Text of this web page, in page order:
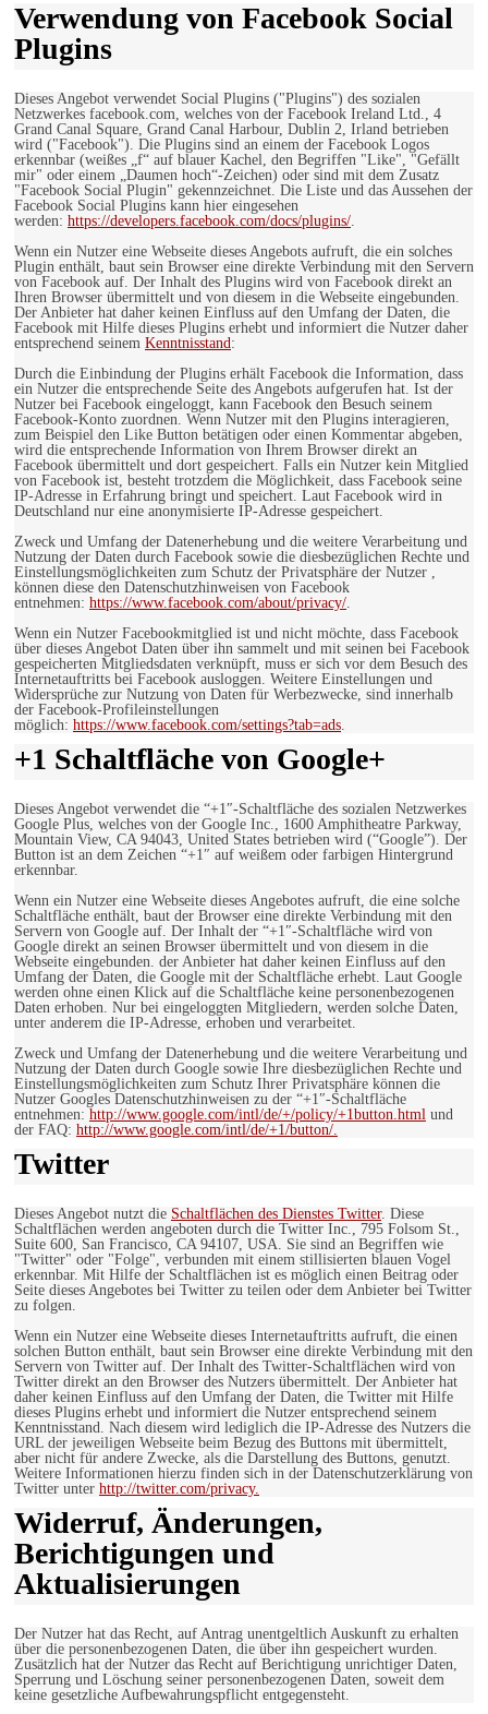
Verwendung von Facebook Social
Plugins
Dieses Angebot verwendet Social Plugins ("Plugins") des sozialen
Netzwerkes facebook.com, welches von der Facebook Ireland Ltd., 4
Grand Canal Square, Grand Canal Harbour, Dublin 2, Irland betrieben
wird ("Facebook"). Die Plugins sind an einem der Facebook Logos
erkennbar (weißes „f“ auf blauer Kachel, den Begriffen "Like", "Gefällt
mir" oder einem „Daumen hoch“-Zeichen) oder sind mit dem Zusatz
"Facebook Social Plugin" gekennzeichnet. Die Liste und das Aussehen der
Facebook Social Plugins kann hier eingesehen
werden: https://developers.facebook.com/docs/plugins/.
Wenn ein Nutzer eine Webseite dieses Angebots aufruft, die ein solches
Plugin enthält, baut sein Browser eine direkte Verbindung mit den Servern
von Facebook auf. Der Inhalt des Plugins wird von Facebook direkt an
Ihren Browser übermittelt und von diesem in die Webseite eingebunden.
Der Anbieter hat daher keinen Einfluss auf den Umfang der Daten, die
Facebook mit Hilfe dieses Plugins erhebt und informiert die Nutzer daher
entsprechend seinem Kenntnisstand:
Durch die Einbindung der Plugins erhält Facebook die Information, dass
ein Nutzer die entsprechende Seite des Angebots aufgerufen hat. Ist der
Nutzer bei Facebook eingeloggt, kann Facebook den Besuch seinem
Facebook-Konto zuordnen. Wenn Nutzer mit den Plugins interagieren,
zum Beispiel den Like Button betätigen oder einen Kommentar abgeben,
wird die entsprechende Information von Ihrem Browser direkt an
Facebook übermittelt und dort gespeichert. Falls ein Nutzer kein Mitglied
von Facebook ist, besteht trotzdem die Möglichkeit, dass Facebook seine
IP-Adresse in Erfahrung bringt und speichert. Laut Facebook wird in
Deutschland nur eine anonymisierte IP-Adresse gespeichert.
Zweck und Umfang der Datenerhebung und die weitere Verarbeitung und
Nutzung der Daten durch Facebook sowie die diesbezüglichen Rechte und
Einstellungsmöglichkeiten zum Schutz der Privatsphäre der Nutzer ,
können diese den Datenschutzhinweisen von Facebook
entnehmen: https://www.facebook.com/about/privacy/.
Wenn ein Nutzer Facebookmitglied ist und nicht möchte, dass Facebook
über dieses Angebot Daten über ihn sammelt und mit seinen bei Facebook
gespeicherten Mitgliedsdaten verknüpft, muss er sich vor dem Besuch des
Internetauftritts bei Facebook ausloggen. Weitere Einstellungen und
Widersprüche zur Nutzung von Daten für Werbezwecke, sind innerhalb
der Facebook-Profileinstellungen
möglich: https://www.facebook.com/settings?tab=ads.
+1 Schaltfläche von Google+
Dieses Angebot verwendet die “+1″-Schaltfläche des sozialen Netzwerkes
Google Plus, welches von der Google Inc., 1600 Amphitheatre Parkway,
Mountain View, CA 94043, United States betrieben wird (“Google”). Der
Button ist an dem Zeichen “+1″ auf weißem oder farbigen Hintergrund
erkennbar.
Wenn ein Nutzer eine Webseite dieses Angebotes aufruft, die eine solche
Schaltfläche enthält, baut der Browser eine direkte Verbindung mit den
Servern von Google auf. Der Inhalt der “+1″-Schaltfläche wird von
Google direkt an seinen Browser übermittelt und von diesem in die
Webseite eingebunden. der Anbieter hat daher keinen Einfluss auf den
Umfang der Daten, die Google mit der Schaltfläche erhebt. Laut Google
werden ohne einen Klick auf die Schaltfläche keine personenbezogenen
Daten erhoben. Nur bei eingeloggten Mitgliedern, werden solche Daten,
unter anderem die IP-Adresse, erhoben und verarbeitet.
Zweck und Umfang der Datenerhebung und die weitere Verarbeitung und
Nutzung der Daten durch Google sowie Ihre diesbezüglichen Rechte und
Einstellungsmöglichkeiten zum Schutz Ihrer Privatsphäre können die
Nutzer Googles Datenschutzhinweisen zu der “+1″-Schaltfläche
entnehmen: http://www.google.com/intl/de/+/policy/+1button.html und
der FAQ: http://www.google.com/intl/de/+1/button/.
Twitter
Dieses Angebot nutzt die Schaltflächen des Dienstes Twitter. Diese
Schaltflächen werden angeboten durch die Twitter Inc., 795 Folsom St.,
Suite 600, San Francisco, CA 94107, USA. Sie sind an Begriffen wie
"Twitter" oder "Folge", verbunden mit einem stillisierten blauen Vogel
erkennbar. Mit Hilfe der Schaltflächen ist es möglich einen Beitrag oder
Seite dieses Angebotes bei Twitter zu teilen oder dem Anbieter bei Twitter
zu folgen.
Wenn ein Nutzer eine Webseite dieses Internetauftritts aufruft, die einen
solchen Button enthält, baut sein Browser eine direkte Verbindung mit den
Servern von Twitter auf. Der Inhalt des Twitter-Schaltflächen wird von
Twitter direkt an den Browser des Nutzers übermittelt. Der Anbieter hat
daher keinen Einfluss auf den Umfang der Daten, die Twitter mit Hilfe
dieses Plugins erhebt und informiert die Nutzer entsprechend seinem
Kenntnisstand. Nach diesem wird lediglich die IP-Adresse des Nutzers die
URL der jeweiligen Webseite beim Bezug des Buttons mit übermittelt,
aber nicht für andere Zwecke, als die Darstellung des Buttons, genutzt.
Weitere Informationen hierzu finden sich in der Datenschutzerklärung von
Twitter unter http://twitter.com/privacy.
Widerruf, Änderungen,
Berichtigungen und
Aktualisierungen
Der Nutzer hat das Recht, auf Antrag unentgeltlich Auskunft zu erhalten
über die personenbezogenen Daten, die über ihn gespeichert wurden.
Zusätzlich hat der Nutzer das Recht auf Berichtigung unrichtiger Daten,
Sperrung und Löschung seiner personenbezogenen Daten, soweit dem
keine gesetzliche Aufbewahrungspflicht entgegensteht.